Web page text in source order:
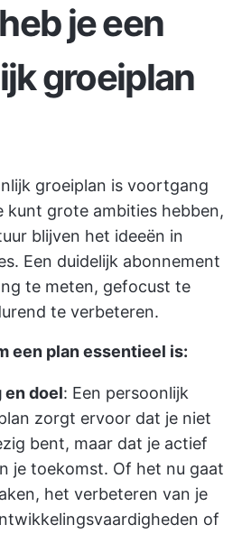
je een
groeiplan
groeiplan is voortgang
kunt grote ambities hebben,
blijven het ideeën in
Een duidelijk abonnement
te meten, gefocust te
te verbeteren.
een plan essentieel is:
doel: Een persoonlijk
zorgt ervoor dat je niet
bent, maar dat je actief
je toekomst. Of het nu gaat
het verbeteren van je
of